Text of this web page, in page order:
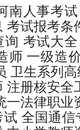
南人事考试
考试报考条
询 考试大全
师 一级造
卫生系列
注册核安全
一法律职业
全国通